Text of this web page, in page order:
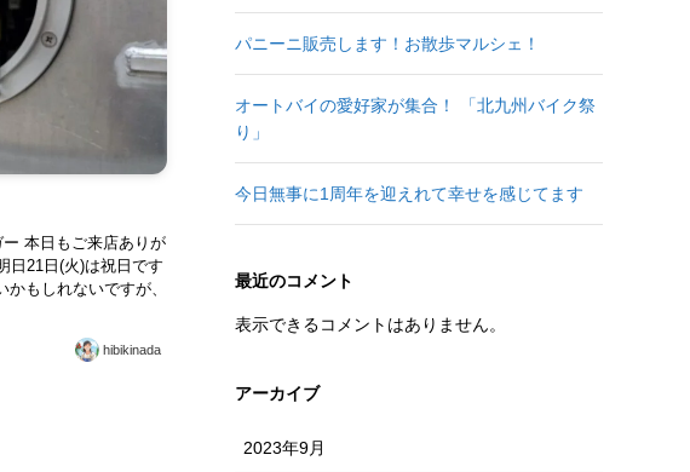
本日もご来店ありが
日21日(火)は祝日です
もしれないですが、
hibikinada
パニーニ販売します！お散歩マルシェ！
オートバイの愛好家が集合！ 「北九州バイク祭
り」
今日無事に1周年を迎えれて幸せを感じてます
最近のコメント
表示できるコメントはありません。
アーカイブ
2023年9月